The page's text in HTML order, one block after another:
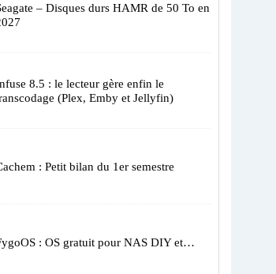
– Disques durs HAMR de 50 To en
8.5 : le lecteur gère enfin le
(Plex, Emby et Jellyfin)
: Petit bilan du 1er semestre
: OS gratuit pour NAS DIY et…